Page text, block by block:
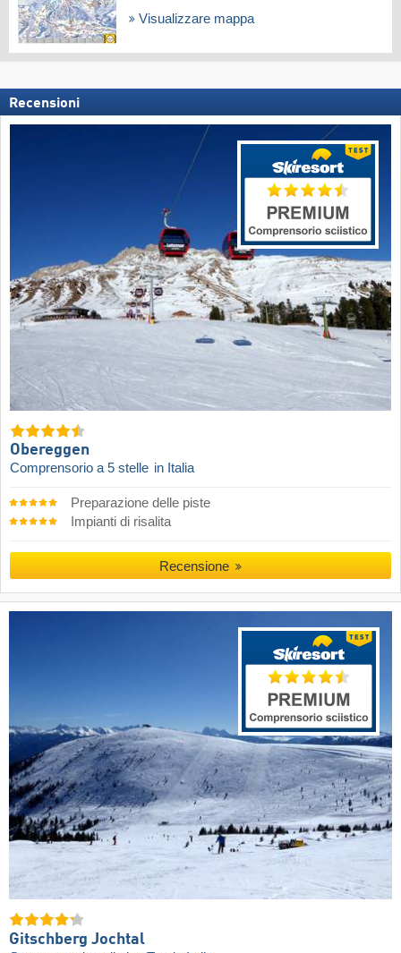
Visualizzare mappa
Recensioni
Obereggen
Comprensorio a 5 stelle in Italia
Preparazione delle piste
Impianti di risalita
Recensione
Gitschberg Jochtal